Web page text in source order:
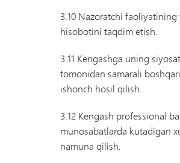
3.10 Nazoratchi
hisobotini taqdim etish.
3.11 Kengashga uning
tomonidan samarali
ishonch hosil qilish.
3.12 Kengash professional
munosabatlarda kutadigan
namuna qilish.